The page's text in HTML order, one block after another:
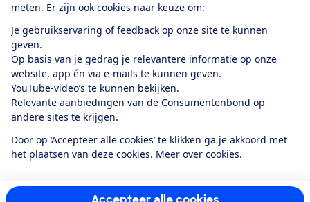
meten. Er zijn ook cookies naar keuze om:
Je gebruikservaring of feedback op onze site te kunnen
geven.
Op basis van je gedrag je relevantere informatie op onze
website, app én via e-mails te kunnen geven.
YouTube-video’s te kunnen bekijken.
Relevante aanbiedingen van de Consumentenbond op
andere sites te krijgen.
Door op ‘Accepteer alle cookies’ te klikken ga je akkoord met
het plaatsen van deze cookies. Meer over cookies.
Alles over de
app
Algemene Voorwaarden
Privacyverklaring
Cookiebeleid
Privacyvoorkeuren
Toegankelijkheid
RSS-feed nieuws
Facebook
TwitterInstagram
YoutubeLinkedIn
12.901consumentenbeoordelen de Consumentenbondmet gemiddeld